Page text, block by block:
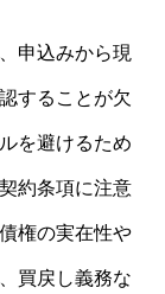
申込みから現
することが欠
を避けるため
約条項に注意
権の実在性や
買戻し義務な